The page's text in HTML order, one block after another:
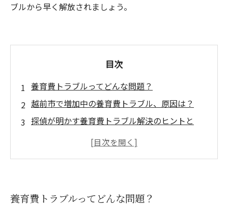
ブルから早く解放されましょう。
目次
養育費トラブルってどんな問題？
越前市で増加中の養育費トラブル、原因は？
探偵が明かす養育費トラブル解決のヒントと
養育費トラブルってどんな問題？